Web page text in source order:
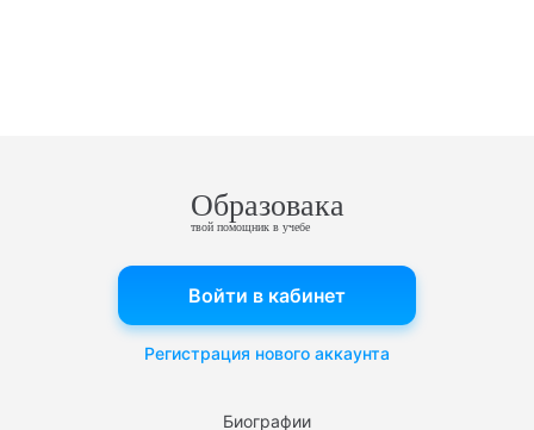
Образовака
твой помощник в учебе
Биографии
Войти в кабинет
Регистрация нового аккаунта